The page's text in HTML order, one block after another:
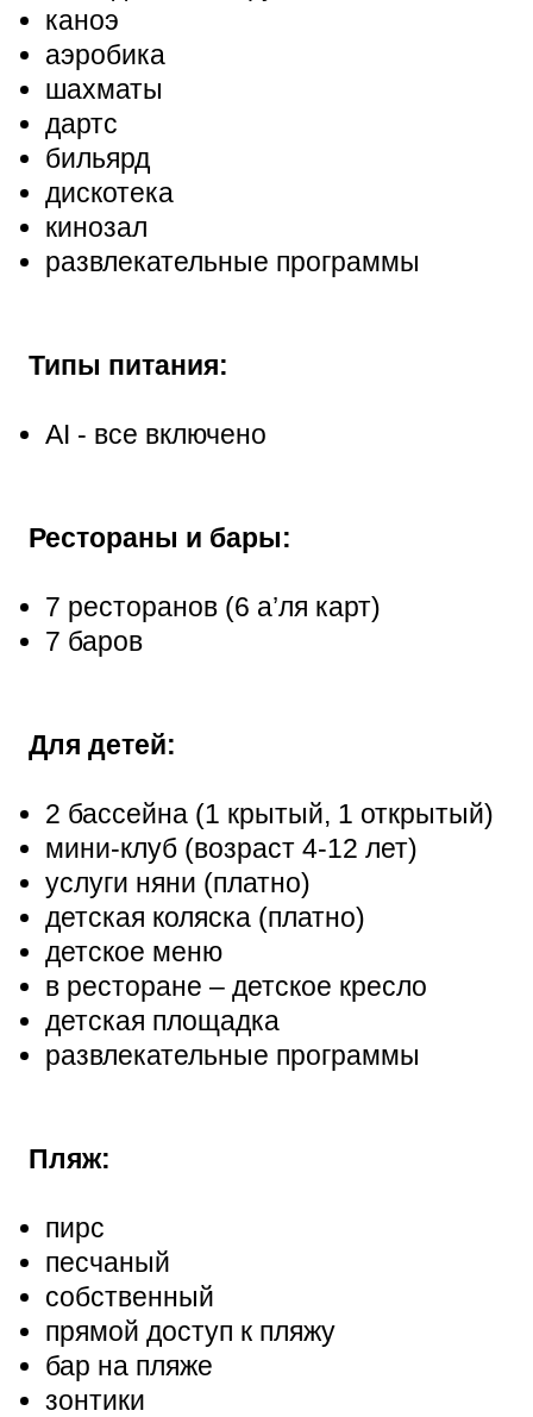
каноэ
аэробика
шахматы
дартс
бильярд
дискотека
кинозал
развлекательные программы
Типы питания:
AI - все включено
Рестораны и бары:
7 ресторанов (6 а’ля карт)
7 баров
Для детей:
2 бассейна (1 крытый, 1 открытый)
мини-клуб (возраст 4-12 лет)
услуги няни (платно)
детская коляска (платно)
детское меню
в ресторане – детское кресло
детская площадка
развлекательные программы
Пляж:
пирс
песчаный
собственный
прямой доступ к пляжу
бар на пляже
зонтики